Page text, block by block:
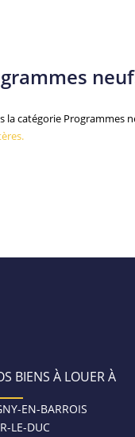
la catégorie
BIENS À LOUER À
EN-BARROIS
LE-DUC